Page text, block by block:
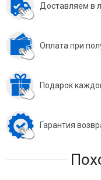
Доставляем в
Оплата при
Подарок
Гарантия